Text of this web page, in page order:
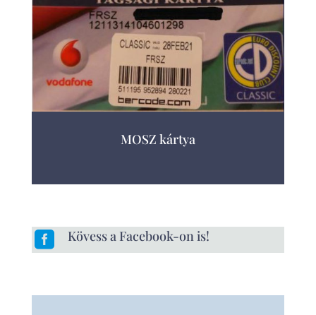
MOSZ kártya
 Kövess a Facebook-on is!